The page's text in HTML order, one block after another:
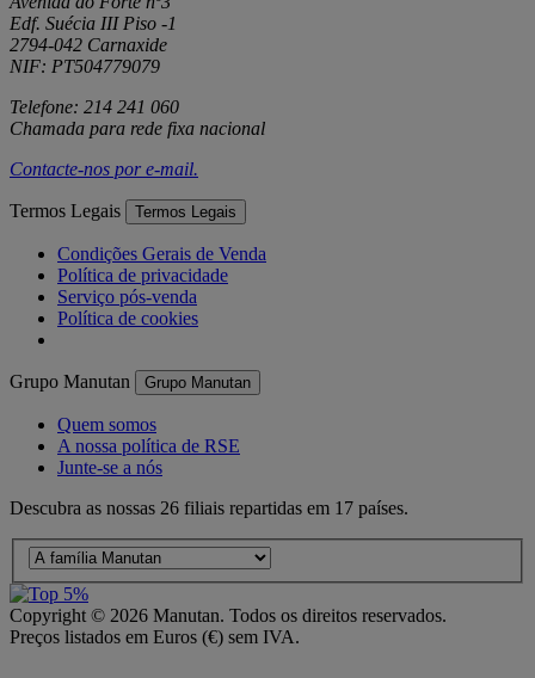
Edf. Suécia III Piso -1
2794-042 Carnaxide
NIF: PT504779079
Telefone: 214 241 060
Chamada para rede fixa nacional
Contacte-nos pore-mail.
Termos Legais Termos Legais
Condições Gerais de Venda
Política de privacidade
Serviço pós-venda
Política de cookies
Grupo Manutan Grupo Manutan
Quem somos
A nossa política de RSE
Junte-se a nós
Descubra as nossas 26 filiais repartidas em 17 países.
Copyright © 2026 Manutan. Todos os direitos reservados.
Preços listados em Euros (€) sem IVA.